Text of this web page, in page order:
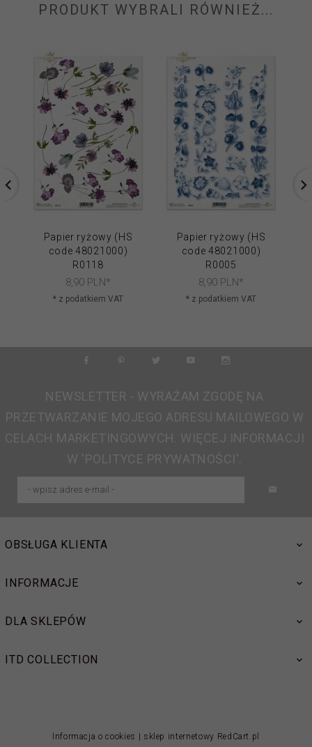
PRODUKT WYBRALI RÓWNIEŻ...
Papier ryżowy (HS
code 48021000)
R0118
8,90 PLN*
* z podatkiem VAT
Papier ryżowy (HS
code 48021000)
R0005
8,90 PLN*
* z podatkiem VAT
NEWSLETTER - WYRAŻAM ZGODĘ NA
PRZETWARZANIE MOJEGO ADRESU MAILOWEGO W
CELACH MARKETINGOWYCH. WIĘCEJ INFORMACJI
W 'POLITYCE PRYWATNOŚCI'.
OBSŁUGA KLIENTA
INFORMACJE
DLA SKLEPÓW
ITD COLLECTION
Informacja o cookies sklep internetowy RedCart.pl